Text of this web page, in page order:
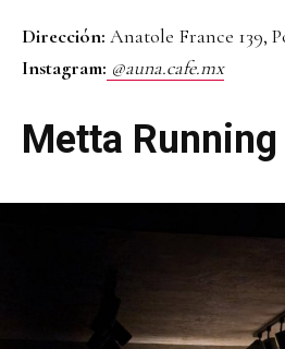
Dirección: Anatole France 139,
Instagram: @auna.cafe.mx
Metta